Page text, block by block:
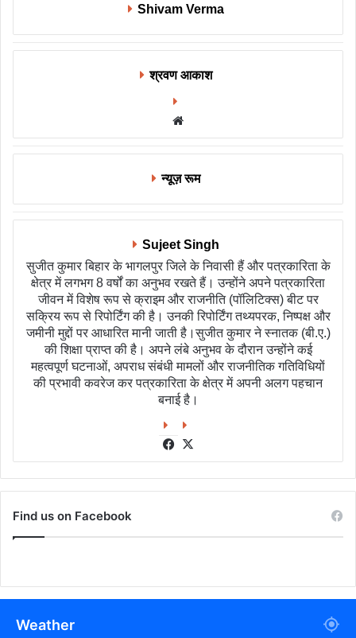
Shivam Verma
श्रवण आकाश
न्यूज़ रूम
Sujeet Singh
सुजीत कुमार बिहार के भागलपुर जिले के निवासी हैं और पत्रकारिता के
क्षेत्र में लगभग 8 वर्षों का अनुभव रखते हैं। उन्होंने अपने पत्रकारिता
जीवन में विशेष रूप से क्राइम और राजनीति (पॉलिटिक्स) बीट पर
सक्रिय रूप से रिपोर्टिंग की है। उनकी रिपोर्टिंग तथ्यपरक, निष्पक्ष और
जमीनी मुद्दों पर आधारित मानी जाती है।सुजीत कुमार ने स्नातक (बी.ए.)
की शिक्षा प्राप्त की है। अपने लंबे अनुभव के दौरान उन्होंने कई
महत्वपूर्ण घटनाओं, अपराध संबंधी मामलों और राजनीतिक गतिविधियों
की प्रभावी कवरेज कर पत्रकारिता के क्षेत्र में अपनी अलग पहचान
बनाई है।
Facebook
Find us on Facebook
Weather